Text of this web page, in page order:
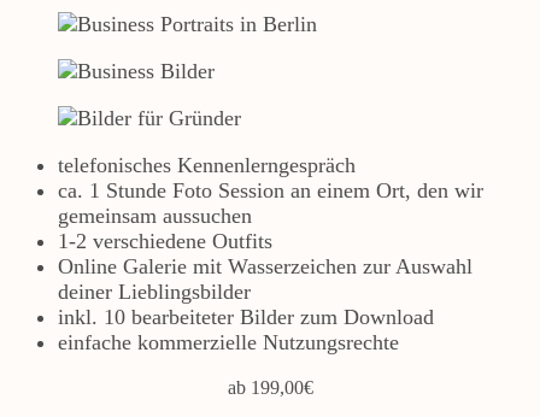
telefonisches Kennenlerngespräch
ca. 1 Stunde Foto Session an einem Ort, den wir
gemeinsam aussuchen
1-2 verschiedene Outfits
Online Galerie mit Wasserzeichen zur Auswahl
deiner Lieblingsbilder
inkl. 10 bearbeiteter Bilder zum Download
einfache kommerzielle Nutzungsrechte
ab 199,00€